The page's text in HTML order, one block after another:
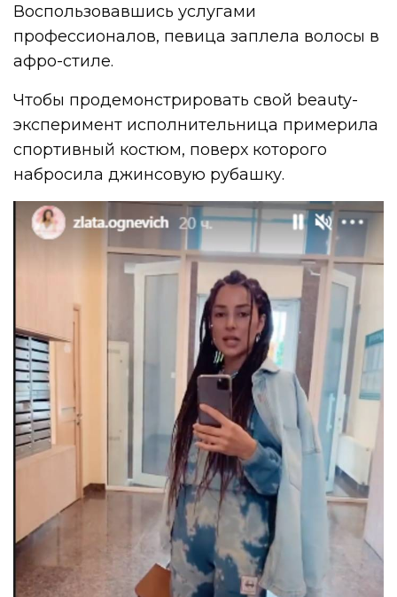
Воспользовавшись услугами
профессионалов, певица заплела волосы в
афро-стиле.
Чтобы продемонстрировать свой beauty-
эксперимент исполнительница примерила
спортивный костюм, поверх которого
набросила джинсовую рубашку.